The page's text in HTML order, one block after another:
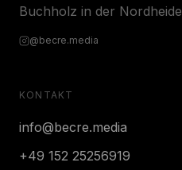
Buchholz in der Nordheide
@becre.media
KONTAKT
info@becre.media
+49 152 25256919